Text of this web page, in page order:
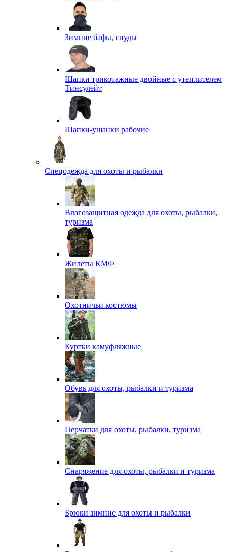
Зимние бафы, снуды
Шапки трикотажные двойные с утеплителем
Тинсулейт
Шапки-ушанки рабочие
Спецодежда для охоты и рыбалки
Влагозащитная одежда для охоты, рыбалки,
туризма
Жилеты КМФ
Охотничьи костюмы
Куртки камуфляжные
Обувь для охоты, рыбалки и туризма
Перчатки для охоты, рыбалки, туризма
Снаряжение для охоты, рыбалки и туризма
Брюки зимние для охоты и рыбалки